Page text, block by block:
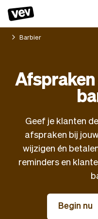
bedrijven
Bezorgsoftware
Inschrijfformulier
Bestelsysteem
Blog
Checkout
Nieuwste updates
Betalingen
Barbier
Geef je klanten
afspraken bij
wijzigen én
reminders en
Begin nu